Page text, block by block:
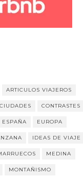
ARTICULOS VIAJEROS
CIUDADES CONTRASTES
ESPAÑA EUROPA
IDEAS DE VIAJE
MEDINA
MONTAÑISMO